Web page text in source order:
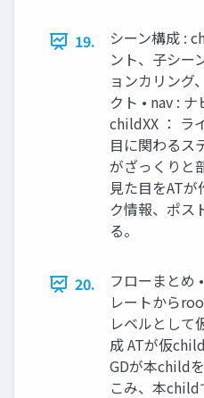
19.
シーン構成 :
ント、⼦シー
ョンカリング
クト • nav :
childXX ： ラ
⽬に関わるス
がざっくりと
⾒た⽬をAT
ク情報、ポス
る。
20.
フローまとめ
レートから
レベルとして
成 ATが仮
GDが本child
こみ、本